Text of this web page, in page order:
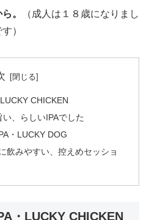
。
（成人は１８歳になりまし
）
CHICKEN
、らしいIPAでした
・LUCKY DOG
飲みやすい、控えめセッショ
・LUCKY CHICKEN